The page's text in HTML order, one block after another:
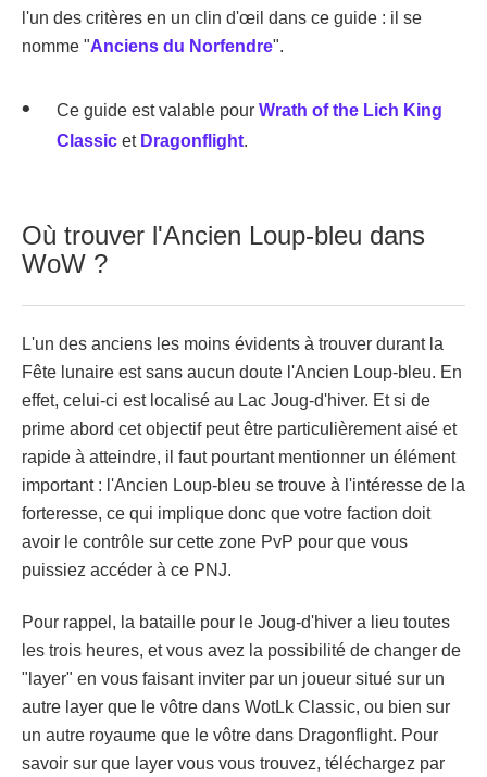
l'un des critères en un clin d'œil dans ce guide : il se
nomme "Anciens du Norfendre".
Ce guide est valable pour Wrath of the Lich King
Classic et Dragonflight.
Où trouver l'Ancien Loup-bleu dans
WoW ?
L'un des anciens les moins évidents à trouver durant la
Fête lunaire est sans aucun doute l'Ancien Loup-bleu. En
effet, celui-ci est localisé au Lac Joug-d'hiver. Et si de
prime abord cet objectif peut être particulièrement aisé et
rapide à atteindre, il faut pourtant mentionner un élément
important : l'Ancien Loup-bleu se trouve à l'intéresse de la
forteresse, ce qui implique donc que votre faction doit
avoir le contrôle sur cette zone PvP pour que vous
puissiez accéder à ce PNJ.
Pour rappel, la bataille pour le Joug-d'hiver a lieu toutes
les trois heures, et vous avez la possibilité de changer de
"layer" en vous faisant inviter par un joueur situé sur un
autre layer que le vôtre dans WotLk Classic, ou bien sur
un autre royaume que le vôtre dans Dragonflight. Pour
savoir sur que layer vous vous trouvez, téléchargez par